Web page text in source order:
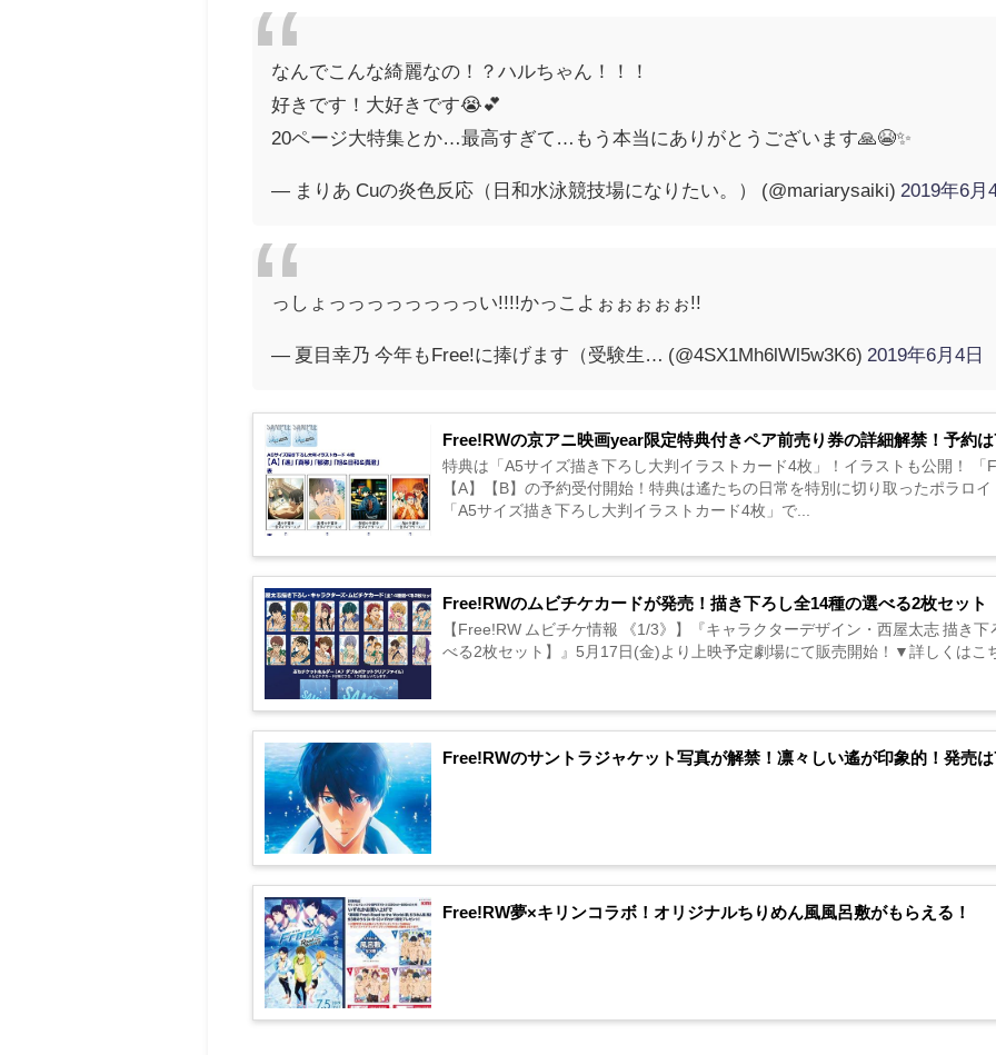
なんでこんな綺麗なの！？ハルちゃん！！！
好きです！大好きです😭💕
20ページ大特集とか…最高すぎて…もう本当にありがとうございます🙏😭✨
— まりあ Cuの炎色反応（日和水泳競技場になりたい。） (@mariarysaiki) 2019年6月
っしょっっっっっっっっい!!!!かっこよぉぉぉぉぉ!!
— 夏目幸乃 今年もFree!に捧げます（受験生… (@4SX1Mh6lWl5w3K6) 2019年6月4日
Free!RWの京アニ映画year限定特典付きペア前売り券の詳細解禁！予約
特典は「A5サイズ描き下ろし大判イラストカード4枚」！イラストも公開！
【A】【B】の予約受付開始！特典は遙たちの日常を特別に切り取ったポラロ
「A5サイズ描き下ろし大判イラストカード4枚」で...
Free!RWのムビチケカードが発売！描き下ろし全14種の選べる2枚セット
【Free!RW ムビチケ情報 《1/3》】『キャラクターデザイン・西屋太志 描き
べる2枚セット】』5月17日(金)より上映予定劇場にて販売開始！▼詳しくは
Free!RWのサントラジャケット写真が解禁！凛々しい遙が印象的！発売
Free!RW夢×キリンコラボ！オリジナルちりめん風風呂敷がもらえる！